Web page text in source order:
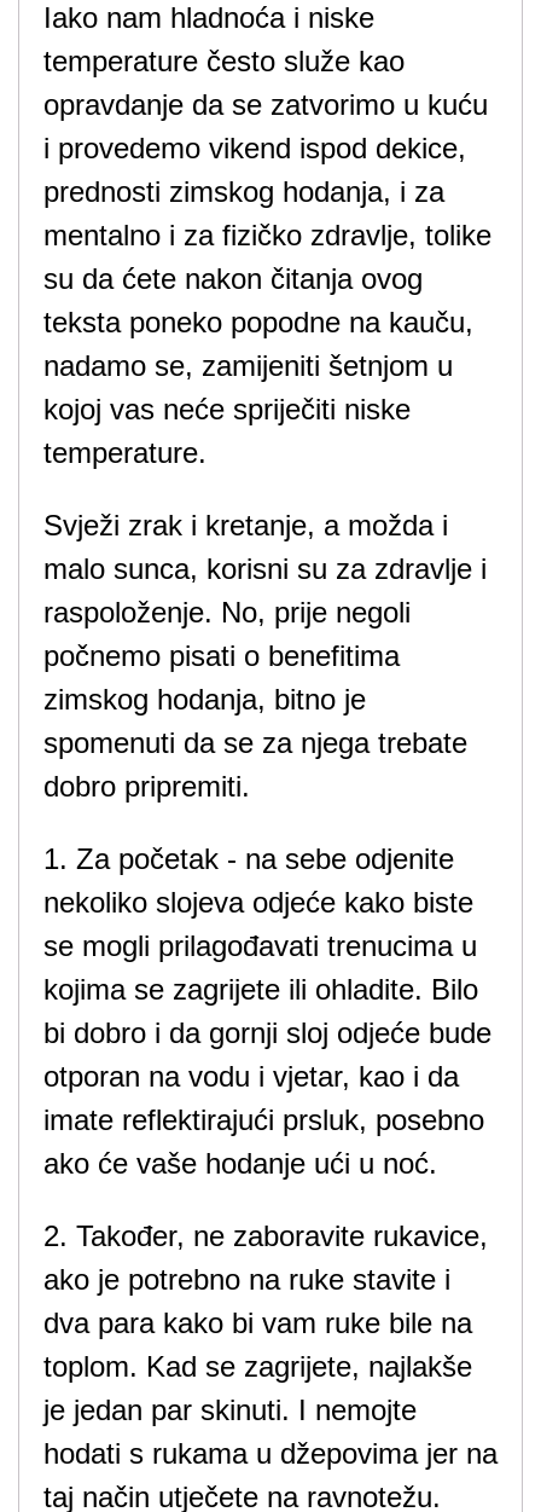
Iako nam hladnoća i niske
temperature često služe kao
opravdanje da se zatvorimo u kuću
i provedemo vikend ispod dekice,
prednosti zimskog hodanja, i za
mentalno i za fizičko zdravlje, tolike
su da ćete nakon čitanja ovog
teksta poneko popodne na kauču,
nadamo se, zamijeniti šetnjom u
kojoj vas neće spriječiti niske
temperature.
Svježi zrak i kretanje, a možda i
malo sunca, korisni su za zdravlje i
raspoloženje. No, prije negoli
počnemo pisati o benefitima
zimskog hodanja, bitno je
spomenuti da se za njega trebate
dobro pripremiti.
1. Za početak - na sebe odjenite
nekoliko slojeva odjeće kako biste
se mogli prilagođavati trenucima u
kojima se zagrijete ili ohladite. Bilo
bi dobro i da gornji sloj odjeće bude
otporan na vodu i vjetar, kao i da
imate reflektirajući prsluk, posebno
ako će vaše hodanje ući u noć.
2. Također, ne zaboravite rukavice,
ako je potrebno na ruke stavite i
dva para kako bi vam ruke bile na
toplom. Kad se zagrijete, najlakše
je jedan par skinuti. I nemojte
hodati s rukama u džepovima jer na
taj način utječete na ravnotežu.